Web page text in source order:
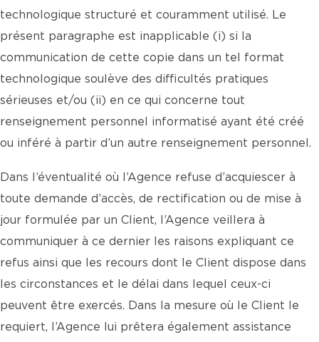
technologique structuré et couramment utilisé. Le
présent paragraphe est inapplicable (i) si la
communication de cette copie dans un tel format
technologique soulève des difficultés pratiques
sérieuses et/ou (ii) en ce qui concerne tout
renseignement personnel informatisé ayant été créé
ou inféré à partir d’un autre renseignement personnel.
Dans l’éventualité où l’Agence refuse d’acquiescer à
toute demande d’accès, de rectification ou de mise à
jour formulée par un Client, l’Agence veillera à
communiquer à ce dernier les raisons expliquant ce
refus ainsi que les recours dont le Client dispose dans
les circonstances et le délai dans lequel ceux-ci
peuvent être exercés. Dans la mesure où le Client le
requiert, l’Agence lui prêtera également assistance